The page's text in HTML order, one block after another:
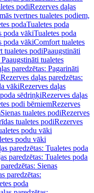
podiRezerves daļas
tvertnes tualetes podiem,
podaTualetes poda
poda vākiTualetes poda
poda vākiComfort tualetes
tualetes podiPaaugstināti
tualetes
paredzētas: Pagarināti
Rezerves daļas paredzētas:
vākiRezerves daļas
sēdriņķiRezerves daļas
podi bērniemRezerves
Sienas tualetes podiRezerves
tualetes podiRezerves
podu vāki
podu vāki
paredzētas: Tualetes poda
paredzētas: Tualetes poda
Sienas
paredzētas:
poda